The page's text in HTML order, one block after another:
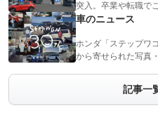
突入。卒業や転職で
車のニュース
ホンダ「ステップワ
から寄せられた写真
記事一